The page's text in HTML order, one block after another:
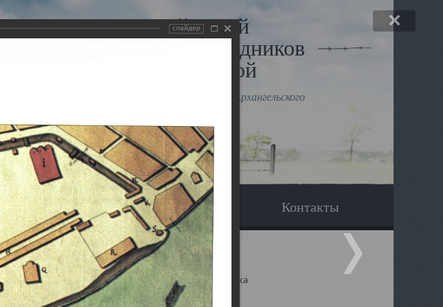
Виртуальный музей
Новомучеников и исповедников
Земли Архангельской
Сайт создан по благословлению митрополита Архангельского
Галерея Вопрос-ответ Контакты
Архангельска Свято-Троицкий собор Архангельска
слайдер